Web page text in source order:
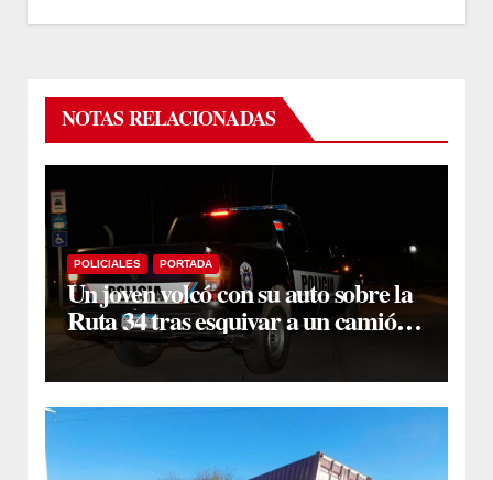
NOTAS RELACIONADAS
POLICIALES PORTADA
Un joven volcó con su auto sobre la
Ruta 34 tras esquivar a un camión
que se cruzó de carril